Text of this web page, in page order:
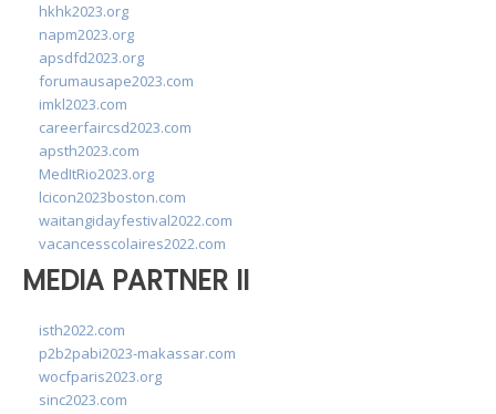
hkhk2023.org
napm2023.org
apsdfd2023.org
forumausape2023.com
imkl2023.com
careerfaircsd2023.com
apsth2023.com
MedItRio2023.org
lcicon2023boston.com
waitangidayfestival2022.com
vacancesscolaires2022.com
MEDIA PARTNER II
isth2022.com
p2b2pabi2023-makassar.com
wocfparis2023.org
sinc2023.com